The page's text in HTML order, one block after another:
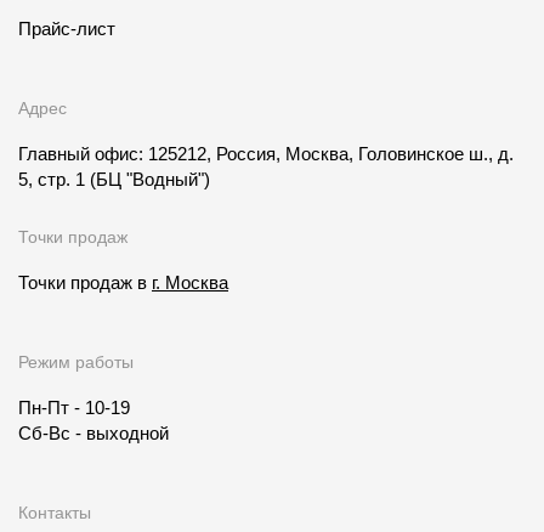
Прайс-лист
Адрес
Главный офис: 125212, Россия, Москва, Головинское ш., д.
5, стр. 1 (БЦ "Водный")
Точки продаж
Точки продаж в г. Москва
Режим работы
Пн-Пт - 10-19
Сб-Вс - выходной
Контакты